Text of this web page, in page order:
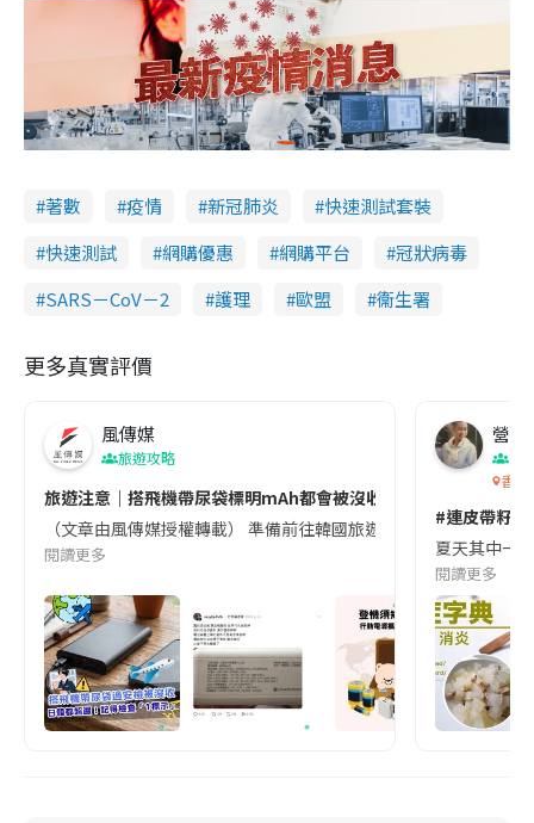
著數 疫情 新冠肺炎
快速測試套裝
快速測試
網購優惠 網購平台
冠狀病毒
SARS－CoV－2
護理 歐盟 衞生署
更多真實評價
風傳媒
旅遊攻略
旅遊注意｜搭飛機帶尿袋標明mAh都會被沒收😱出發前切記檢查
（文章由風傳媒授權轉載） 準備前往韓國旅遊的民眾，近期要
閱讀更多
營養
香港
#連皮帶籽
夏天其中一
閱讀更多